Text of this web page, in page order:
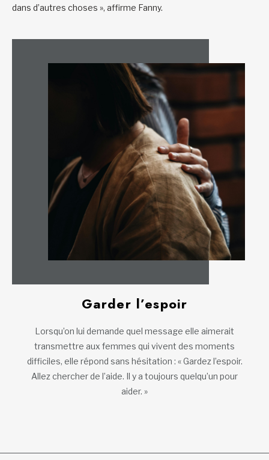
dans d’autres choses », affirme Fanny.
Garder l’espoir
Lorsqu’on lui demande quel message elle aimerait
transmettre aux femmes qui vivent des moments
difficiles, elle répond sans hésitation : « Gardez l’espoir.
Allez chercher de l’aide. Il y a toujours quelqu’un pour
aider. »